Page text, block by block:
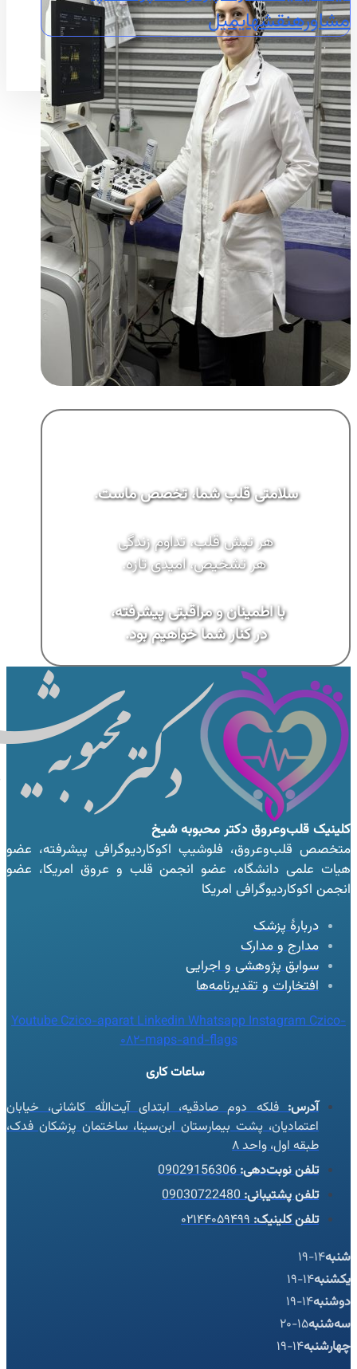
مشاورهنقشهایمیل
سلامتی قلب شما، تخصص ماست.
هر تپش قلب، تداوم زندگی
هر تشخیص، امیدی تازه.
با اطمینان و مراقبتی پیشرفته،
در کنار شما خواهیم بود.
کلینیک قلب‌وعروقدکتر محبوبه شیخ
متخصص قلب‌وعروق، فلوشیپ اکوکاردیوگرافی پیشرفته، عضو
هیات علمی دانشگاه، عضو انجمن قلب و عروق امریکا، عضو
انجمن اکوکاردیوگرافی امریکا
دربارهٔ پزشک
مدارج و مدارک
سوابق پژوهشی و اجرایی
افتخارات و تقدیرنامه‌ها
YoutubeCzico-aparatLinkedinWhatsappInstagramCzico-
082-maps-and-flags
ساعات کاری
آدرس:فلکه دوم صادقیه، ابتدای آیت‌الله کاشانی، خیابان
اعتمادیان، پشت بیمارستان ابن‌سینا، ساختمان پزشکان فدک،
طبقه اول، واحد ۸
تلفن نوبت‌دهی:09029156306
تلفن پشتیبانی:09030722480
تلفن کلینیک:۰۲۱۴۴۰۵۹۴۹۹
شنبه14-19
یکشنبه14-19
دوشنبه14-19
سه‌شنبه15-20
چهارشنبه14-19